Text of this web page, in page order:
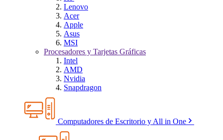
Lenovo
Acer
Apple
Asus
MSI
Procesadores y Tarjetas Gráficas
Intel
AMD
Nvidia
Snapdragon
Computadores de Escritorio y All in One